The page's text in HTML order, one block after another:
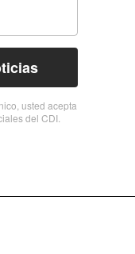
usted acepta
del CDI.